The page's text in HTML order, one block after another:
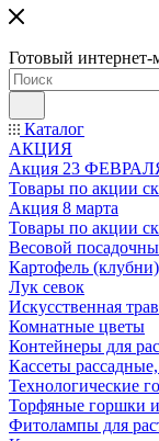
Готовый интернет-
Каталог
АКЦИЯ
Акция 23
Товары по акции
Акция 8 марта
Товары по акции
Весовой
Картофель (клубни)
Лук севок
Искусственная
Комнатные цветы
Контейнеры для
Кассеты
Технологические
Торфяные горшки и
Фитолампы для